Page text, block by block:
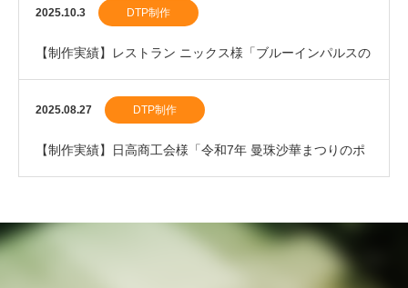
ました。
2025.10.3 DTP制作
【制作実績】レストラン ニックス様「ブルーインパルスの
割箸」を制作しました。
2025.08.27 DTP制作
【制作実績】日高商工会様「令和7年 曼珠沙華まつりのポ